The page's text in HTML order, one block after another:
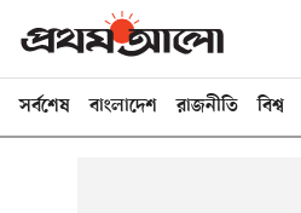
সর্বশেষ বাংলাদেশ রাজনীতি বিশ্ব